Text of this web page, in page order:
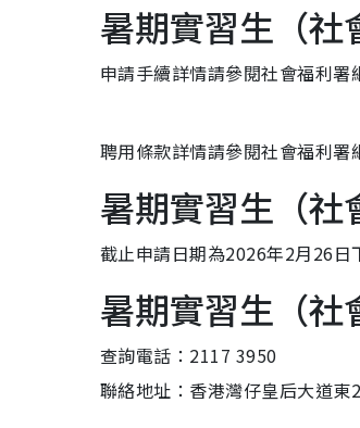
暑期實習生（社
申請手續詳情請參閱社會福利署
聘用條款詳情請參閱社會福利署
暑期實習生（社
截止申請日期為2026年2月26日
暑期實習生（社
查詢電話：2117 3950
聯絡地址：香港灣仔皇后大道